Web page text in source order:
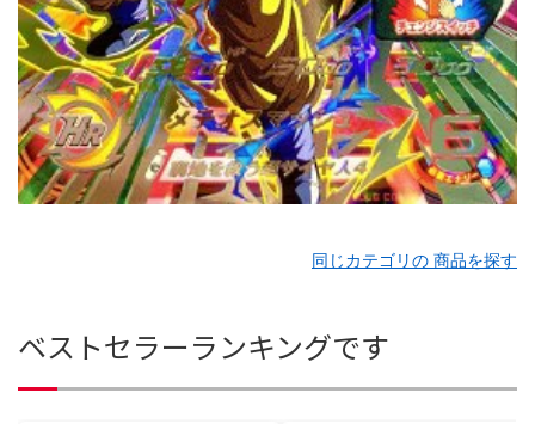
同じカテゴリの 商品を探す
ベストセラーランキングです